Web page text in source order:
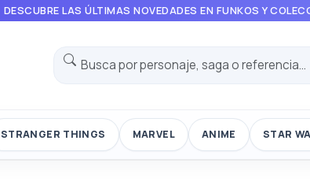
DESCUBRE LAS ÚLTIMAS NOVEDADES EN FUNKOS Y
STRANGER THINGS MARVEL ANIME STAR